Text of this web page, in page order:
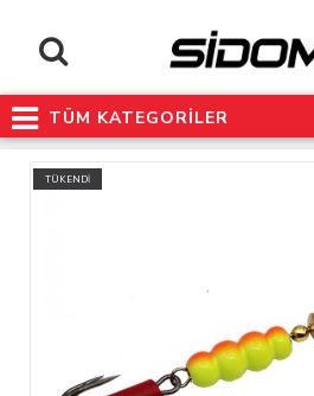
TÜM KATEGORİLER
TÜKENDİ